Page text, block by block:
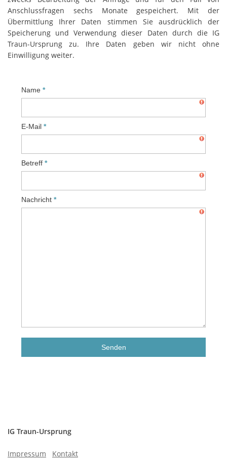
Anschlussfragen sechs Monate gespeichert. Mit der
Übermittlung Ihrer Daten stimmen Sie ausdrücklich der
Speicherung und Verwendung dieser Daten durch die IG
Traun-Ursprung zu. Ihre Daten geben wir nicht ohne
Einwilligung weiter.
Name
E-Mail
Betreff
Nachricht
IG Traun-Ursprung
Impressum Kontakt